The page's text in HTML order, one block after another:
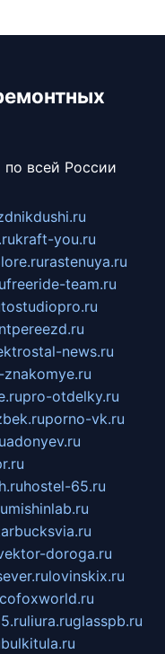
по всей России
kraft-you.ru
rastenuya.ru
freeride-team.ru
news.ru
pro-otdelky.ru
porno-vk.ru
adonyev.ru
hostel-65.ru
mishinlab.ru
doroga.ru
lovinskix.ru
liura.ruglasspb.ru
bulkitula.ru